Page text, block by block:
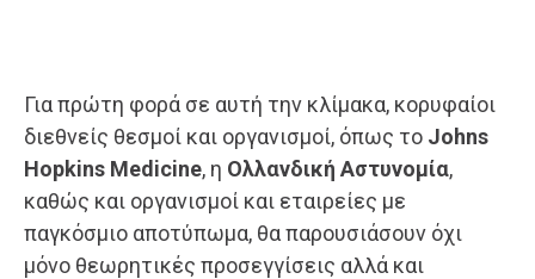
Για πρώτη φορά σε αυτή την κλίμακα, κορυφαίοι
διεθνείς θεσμοί και οργανισμοί, όπως το Johns
Hopkins Medicine, η Ολλανδική Αστυνομία,
καθώς και οργανισμοί και εταιρείες με
παγκόσμιο αποτύπωμα, θα παρουσιάσουν όχι
μόνο θεωρητικές προσεγγίσεις αλλά και